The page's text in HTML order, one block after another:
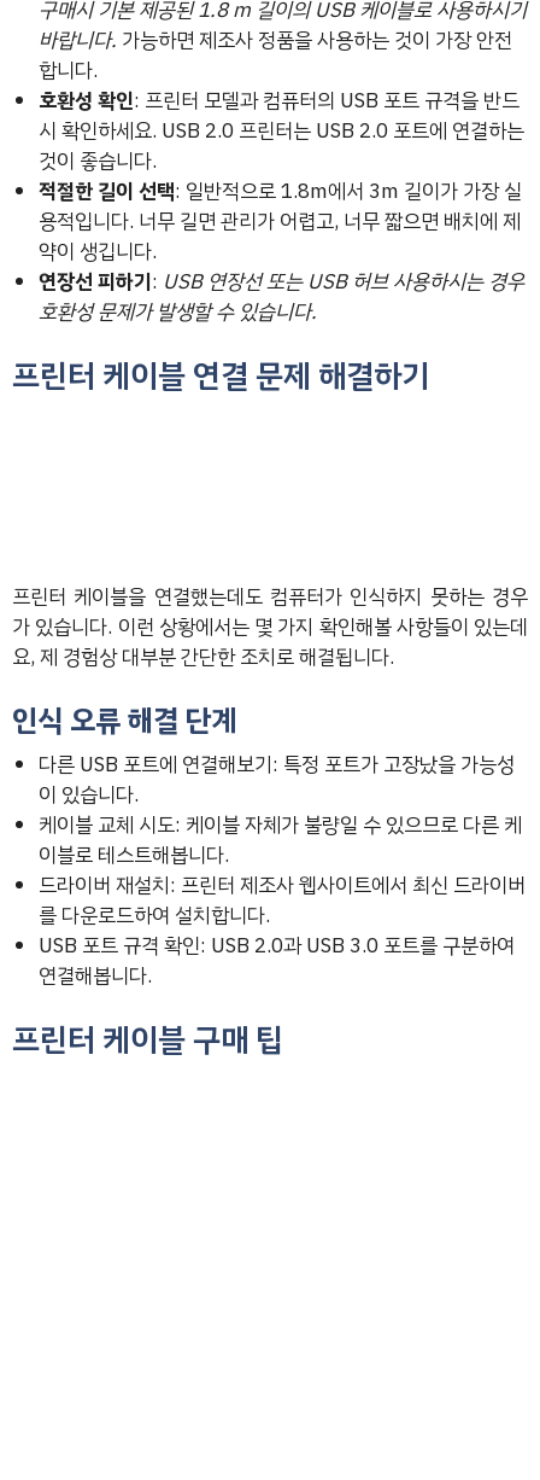
구매시 기본 제공된 1.8 m 길이의 USB 케이블로 사용하시기
바랍니다. 가능하면 제조사 정품을 사용하는 것이 가장 안전
합니다.
호환성 확인: 프린터 모델과 컴퓨터의 USB 포트 규격을 반드
시 확인하세요. USB 2.0 프린터는 USB 2.0 포트에 연결하는
것이 좋습니다.
적절한 길이 선택: 일반적으로 1.8m에서 3m 길이가 가장 실
용적입니다. 너무 길면 관리가 어렵고, 너무 짧으면 배치에 제
약이 생깁니다.
연장선 피하기: USB 연장선 또는 USB 허브 사용하시는 경우
호환성 문제가 발생할 수 있습니다.
프린터 케이블 연결 문제 해결하기
프린터 케이블을 연결했는데도 컴퓨터가 인식하지 못하는 경우
가 있습니다. 이런 상황에서는 몇 가지 확인해볼 사항들이 있는데
요, 제 경험상 대부분 간단한 조치로 해결됩니다.
인식 오류 해결 단계
다른 USB 포트에 연결해보기: 특정 포트가 고장났을 가능성
이 있습니다.
케이블 교체 시도: 케이블 자체가 불량일 수 있으므로 다른 케
이블로 테스트해봅니다.
드라이버 재설치: 프린터 제조사 웹사이트에서 최신 드라이버
를 다운로드하여 설치합니다.
USB 포트 규격 확인: USB 2.0과 USB 3.0 포트를 구분하여
연결해봅니다.
프린터 케이블 구매 팁